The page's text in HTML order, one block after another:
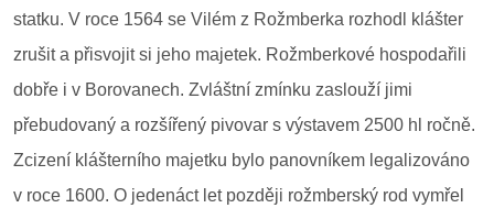
statku. V roce 1564 se Vilém z Rožmberka rozhodl klášter
zrušit a přisvojit si jeho majetek. Rožmberkové hospodařili
dobře i v Borovanech. Zvláštní zmínku zaslouží jimi
přebudovaný a rozšířený pivovar s výstavem 2500 hl ročně.
Zcizení klášterního majetku bylo panovníkem legalizováno
v roce 1600. O jedenáct let později rožmberský rod vymřel